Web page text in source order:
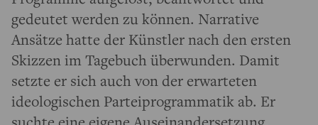
gedeutet werden zu können. Narrative
Ansätze hatte der Künstler nach den ersten
Skizzen im Tagebuch überwunden. Damit
setzte er sich auch von der erwarteten
ideologischen Parteiprogrammatik ab. Er